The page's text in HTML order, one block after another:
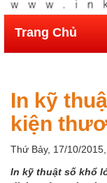
Trang Chủ
In kỹ
kiện
Thứ Bảy, 17/10/
In kỹ thuật số khổ